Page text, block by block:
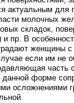
актуальным для
молочных
складок,
и пр. В
женщины
если им не
часть
данной форме
осложнениями